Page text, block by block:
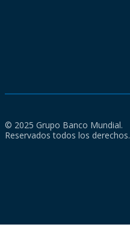
© 2025 Grupo Banco Mundial.
Reservados todos los derechos.